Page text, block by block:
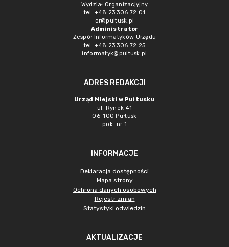
Wydział Organizacjyjny
tel. +48 23 306 72 01
or@pultusk.pl
Administrator
Zespół Informatyków Urzędu
tel. +48 23 306 72 25
informatyk@pultusk.pl
ADRES REDAKCJI
Urząd Miejski w Pułtusku
ul. Rynek 41
06-100 Pułtusk
pok. nr 1
INFORMACJE
Deklaracja dostępności
Mapa strony
Ochrona danych osobowych
Rejestr zmian
Statystyki odwiedzin
AKTUALIZACJE